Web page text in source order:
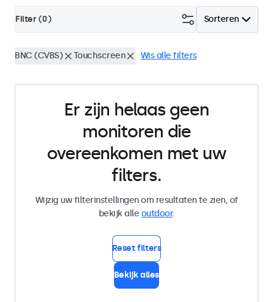
Sorteren
Filter (0)
BNC (CVBS) Touchscreen Wis alle filters
Er zijn helaas geen
monitoren die
overeenkomen met uw
filters.
Wijzig uw filterinstellingen om resultaten te zien, of
bekijk alle outdoor.
Reset filters
Bekijk alles